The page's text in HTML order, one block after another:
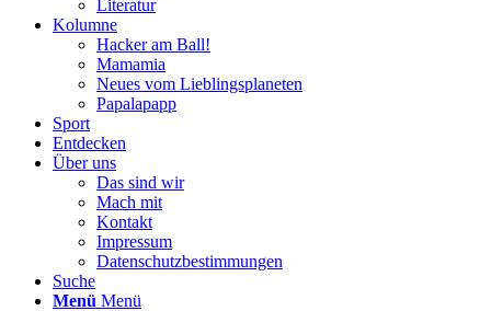
Literatur
Kolumne
Hacker am Ball!
Mamamia
Neues vom Lieblingsplaneten
Papalapapp
Sport
Entdecken
Über uns
Das sind wir
Mach mit
Kontakt
Impressum
Datenschutzbestimmungen
Suche
Menü Menü